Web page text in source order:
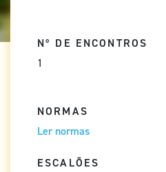
Nº DE ENCONTROS
1
NORMAS
Ler normas
ESCALÕES